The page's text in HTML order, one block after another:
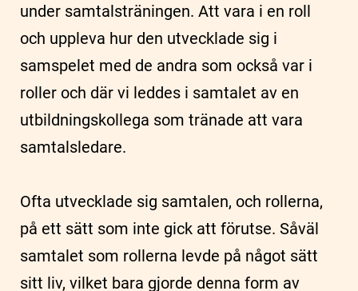
under samtalsträningen. Att vara i en roll
och uppleva hur den utvecklade sig i
samspelet med de andra som också var i
roller och där vi leddes i samtalet av en
utbildningskollega som tränade att vara
samtalsledare.
Ofta utvecklade sig samtalen, och rollerna,
på ett sätt som inte gick att förutse. Såväl
samtalet som rollerna levde på något sätt
sitt liv, vilket bara gjorde denna form av